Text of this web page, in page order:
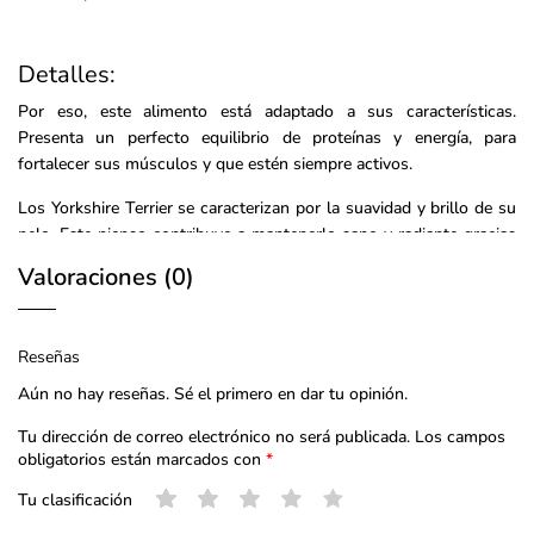
Detalles:
Por eso, este alimento está adaptado a sus características.
Presenta un perfecto equilibrio de proteínas y energía, para
fortalecer sus músculos y que estén siempre activos.
Los Yorkshire Terrier se caracterizan por la suavidad y brillo de su
pelo. Este pienso contribuye a mantenerlo sano y radiante gracias
Además, está diseñado para mantener una buena higiene
bucodental.
Las pequeñas croquetas tienen un exquisito sabor y evitan la
formación de sarro gracias al aporte de quelantes de calcio.
Ingredientes:
proteínas de ave deshidratadas, harina de maíz, arroz, grasas
Valoraciones (0)
Reseñas
Aún no hay reseñas. Sé el primero en dar tu opinión.
Tu dirección de correo electrónico no será publicada. Los campos
obligatorios están marcados con *
Tu clasificación